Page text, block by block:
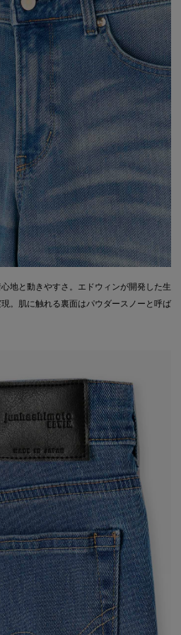
地と動きやすさ。エドウィンが開発した生
。肌に触れる裏面はパウダースノーと呼ば